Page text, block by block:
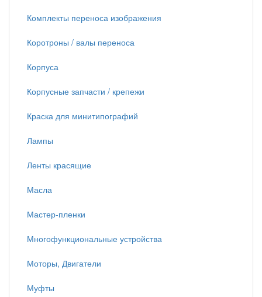
Комплекты переноса изображения
Коротроны / валы переноса
Корпуса
Корпусные запчасти / крепежи
Краска для минитипографий
Лампы
Ленты красящие
Масла
Мастер-пленки
Многофункциональные устройства
Моторы, Двигатели
Муфты